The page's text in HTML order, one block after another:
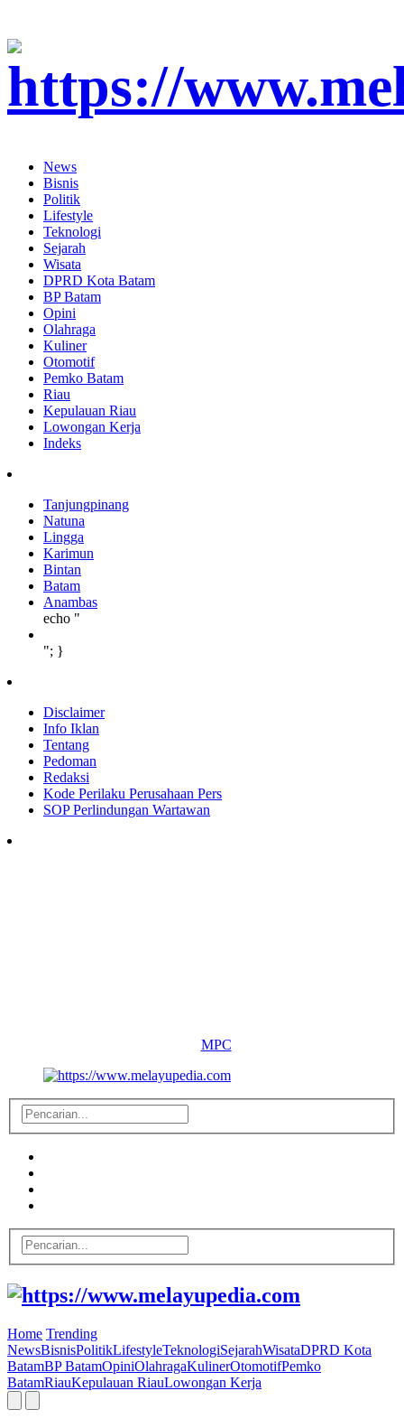
News
Bisnis
Politik
Lifestyle
Teknologi
Sejarah
Wisata
DPRD Kota Batam
BP Batam
Opini
Olahraga
Kuliner
Otomotif
Pemko Batam
Riau
Kepulauan Riau
Lowongan Kerja
Indeks
Tanjungpinang
Natuna
Lingga
Karimun
Bintan
Batam
Anambas
echo "
"; }
Disclaimer
Info Iklan
Tentang
Pedoman
Redaksi
Kode Perilaku Perusahaan Pers
SOP Perlindungan Wartawan
MPC
Home Trending
NewsBisnisPolitikLifestyleTeknologiSejarahWisataDPRD Kota
BatamBP BatamOpiniOlahragaKulinerOtomotifPemko
BatamRiauKepulauan RiauLowongan Kerja